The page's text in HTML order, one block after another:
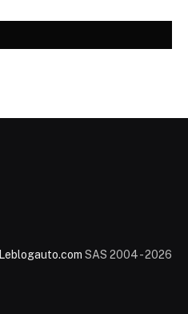
Leblogauto.com SAS 2004 - 2026